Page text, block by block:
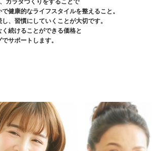
カラダづくりをすることで
健康的なライフスタイルを整えること。
、習慣にしていくことが大切です。
続けることができる価格と
サポートします。